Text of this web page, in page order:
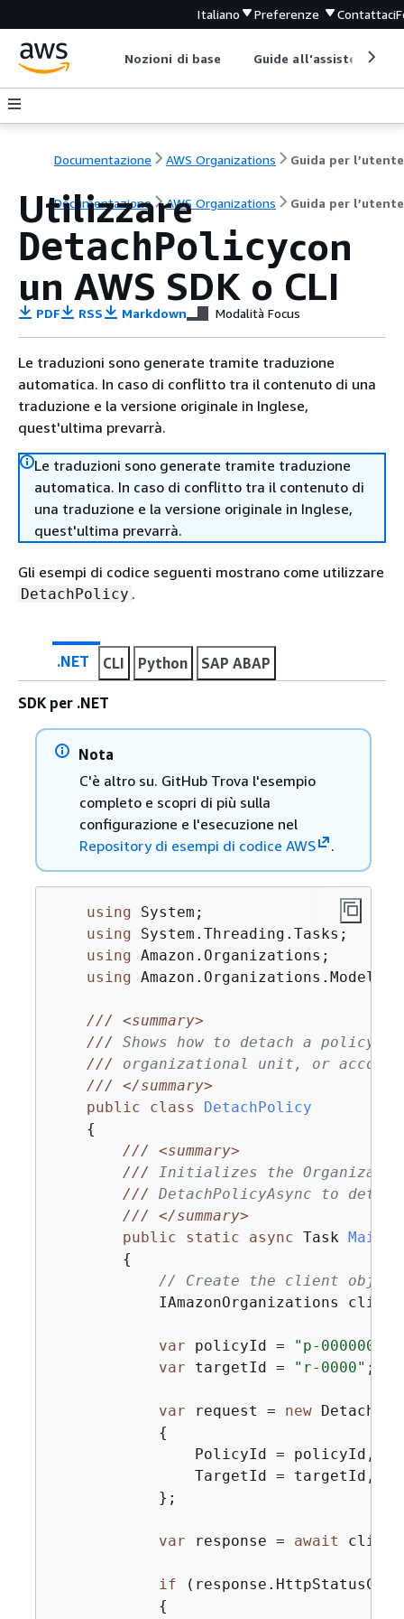
Italiano Preferenze Contattaci
Nozioni di base Guide all'assistenza
Documentazione AWS Organizations Guida per l’utente
Documentazione AWS Organizations Guida per l’utente
Utilizzare
DetachPolicycon
un AWS SDK o CLI
PDF RSS Markdown Modalità Focus
Le traduzioni sono generate tramite traduzione
automatica. In caso di conflitto tra il contenuto di una
traduzione e la versione originale in Inglese,
quest'ultima prevarrà.
Le traduzioni sono generate tramite traduzione
automatica. In caso di conflitto tra il contenuto di
una traduzione e la versione originale in Inglese,
quest'ultima prevarrà.
Gli esempi di codice seguenti mostrano come utilizzare
DetachPolicy .
.NET CLI Python SAP ABAP
SDK per .NET
Nota
C'è altro su. GitHub Trova l'esempio
completo e scopri di più sulla
configurazione e l'esecuzione nel
Repository di esempi di codice AWS
.
using System;
using System.Threading.Tasks;
using Amazon.Organizations;
using Amazon.Organizations.Model;
///
<summary>
/// Shows how to detach a policy
/// organizational unit, or
///
</summary>
public
class
DetachPolicy
{
///
<summary>
/// Initializes the
/// DetachPolicyAsync to
///
</summary>
public
static async Task Main
{
// Create the client
IAmazonOrganizations
var policyId = "p-00000000"
var targetId = "r-0000" ;
var request = new
{
                PolicyId = policyId,
                TargetId = targetId,
            };
var response = await
if
{